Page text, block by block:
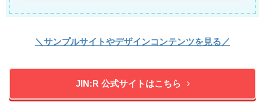
＼サンプルサイトやデザインコンテンツを見る／
JIN:R 公式サイトはこちら